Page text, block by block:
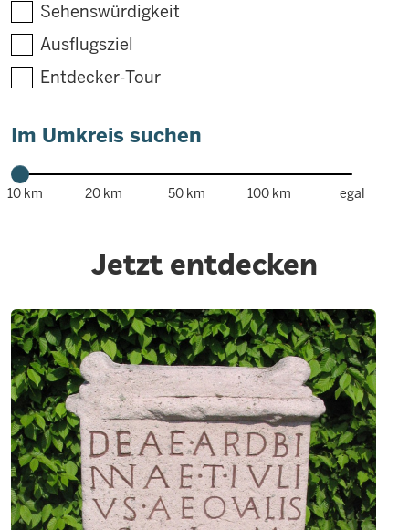
Sehenswürdigkeit
Ausflugsziel
Entdecker-Tour
Im Umkreis suchen
10 km 20 km 50 km 100 km egal
Jetzt entdecken